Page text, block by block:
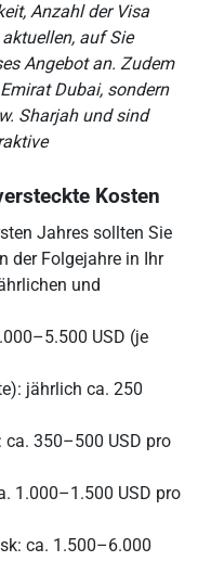
Anzahl der Visa
auf Sie
Angebot an. Zudem
Dubai, sondern
Sharjah und sind
Kosten
Jahres sollten Sie
der Folgejahre in Ihr
und
USD (je
jährlich ca. 250
ca. 350–500 USD pro
1.000–1.500 USD pro
ca. 1.500–6.000